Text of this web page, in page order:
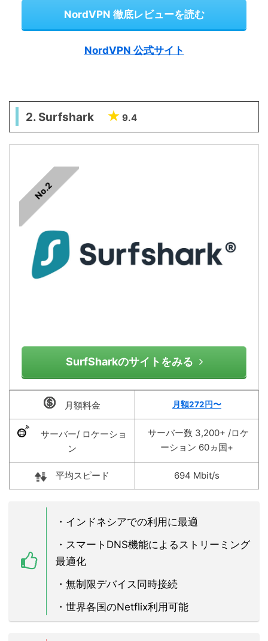
NordVPN 徹底レビューを読む
NordVPN 公式サイト
2. Surfshark 9.4
No.2
SurfSharkのサイトをみる
月額料金 月額272円〜
サーバー/ ロケーショ
ン
サーバー数 3,200+ /ロケ
ーション 60ヵ国+
平均スピード 694 Mbit/s
・インドネシアでの利用に最適
・ スマートDNS機能によるストリーミング
最適化
・ 無制限デバイス同時接続
・世界各国のNetflix利用可能